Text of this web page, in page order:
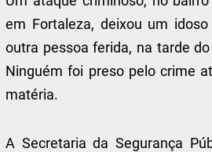
em Fortaleza, deixou um
outra pessoa ferida, na tarde
Ninguém foi preso pelo crime
matéria.
A Secretaria da Segurança